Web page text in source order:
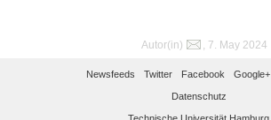
Autor(in) , 7. May 2024
Newsfeeds Twitter Facebook Google+
Datenschutz